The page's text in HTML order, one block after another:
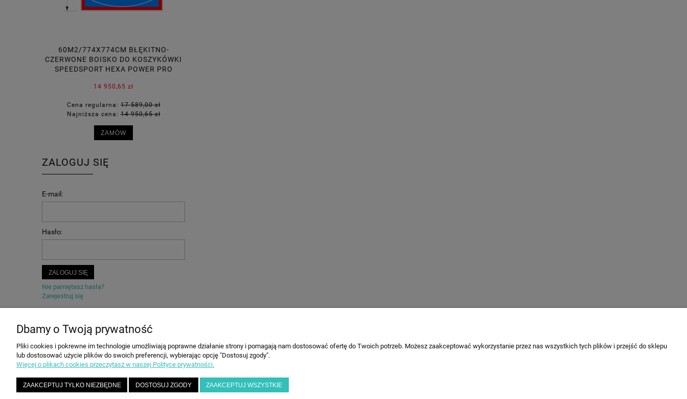
60M2/774X774CM BŁĘKITNO-
CZERWONE BOISKO DO KOSZYKÓWKI
SPEEDSPORT HEXA POWER PRO
14 950,65 zł
Cena regularna:17 589,00 zł
Najniższa cena:14 950,65 zł
ZAMÓW
ZALOGUJ SIĘ
E-mail:
Hasło:
ZALOGUJ SIĘ
Nie pamiętasz hasła?
Zarejestruj się
POMOC
Zwroty i reklamacje
Regulamin
FAQ
MOJE KONTO
Twoje zamówienia
Ustawienia konta
Przechowalnia
PŁATNOŚCI I DOSTAWA
Czas i koszty dostawy
INFORMACJE O NAS
Dbamy o Twoją prywatność
Pliki cookies i pokrewne im technologie umożliwiają poprawne działanie strony i pomagają nam dostosować ofertę do Twoich potrzeb. Możesz zaakceptować wykorzystanie przez nas wszystkich tych plików i przejść do sklepu
lub dostosować użycie plików do swoich preferencji, wybierając opcję "Dostosuj zgody".
Więcej o plikach cookies przeczytasz w naszej Polityce prywatności.
ZAAKCEPTUJ TYLKO NIEZBĘDNE DOSTOSUJ ZGODY ZAAKCEPTUJ WSZYSTKIE